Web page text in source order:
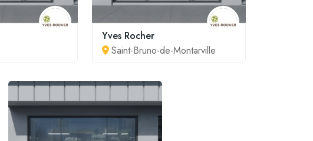
Yves Rocher
Saint-Bruno-de-Montarville